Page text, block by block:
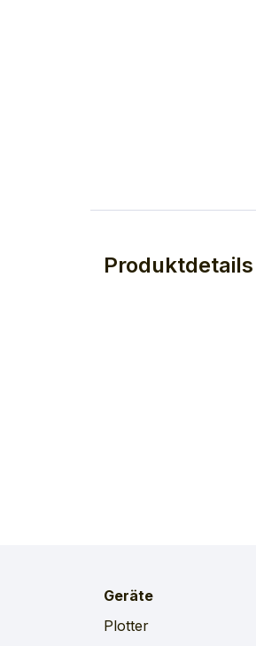
Produktdetails
Geräte
Plotter